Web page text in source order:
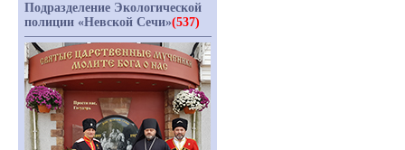
Подразделение Экологической
полиции «Невской Сечи»(537)